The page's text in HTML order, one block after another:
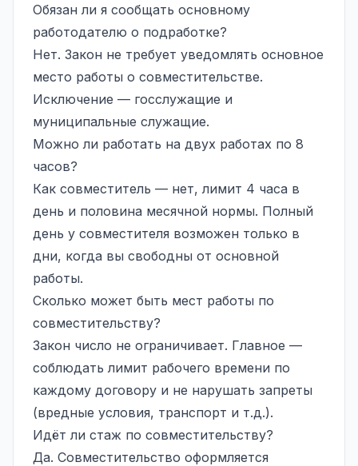
Обязан ли я сообщать основному
работодателю о подработке?
Нет. Закон не требует уведомлять основное
место работы о совместительстве.
Исключение — госслужащие и
муниципальные служащие.
Можно ли работать на двух работах по 8
часов?
Как совместитель — нет, лимит 4 часа в
день и половина месячной нормы. Полный
день у совместителя возможен только в
дни, когда вы свободны от основной
работы.
Сколько может быть мест работы по
совместительству?
Закон число не ограничивает. Главное —
соблюдать лимит рабочего времени по
каждому договору и не нарушать запреты
(вредные условия, транспорт и т.д.).
Идёт ли стаж по совместительству?
Да. Совместительство оформляется